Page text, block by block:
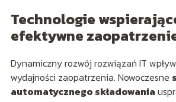
Technologie
efektywne
Dynamiczny rozwój rozwiązań IT
wydajności zaopatrzenia. Nowoczesne
automatycznego składowania